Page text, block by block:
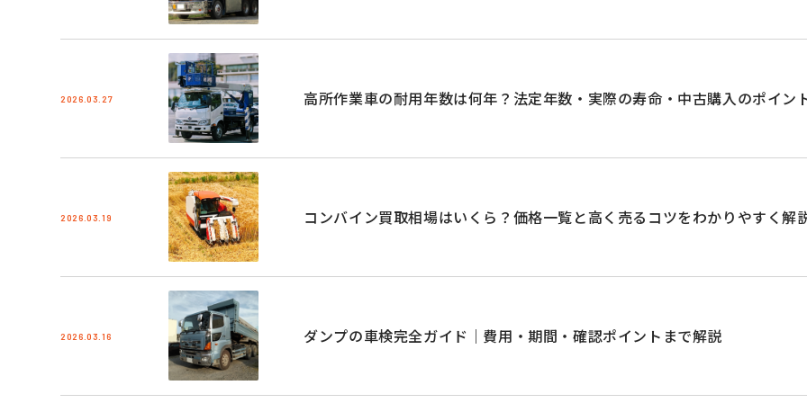
2026.03.27 高所作業車の耐用年数は何年？法定年数・実際の寿命・中古購入のポイン
2026.03.19 コンバイン買取相場はいくら？価格一覧と高く売るコツをわかりやすく解
2026.03.16 ダンプの車検完全ガイド｜費用・期間・確認ポイントまで解説